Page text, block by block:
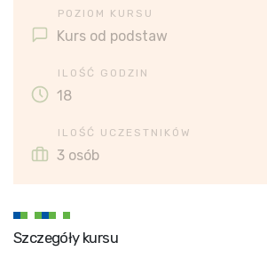
POZIOM KURSU
Kurs od podstaw
ILOŚĆ GODZIN
18
ILOŚĆ UCZESTNIKÓW
3 osób
Szczegóły kursu